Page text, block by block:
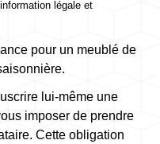
légale et
pour un meublé de
lui-même une
imposer de prendre
Cette obligation